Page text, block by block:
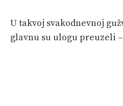
U takvoj svakodnevnoj
glavnu su ulogu preuzeli